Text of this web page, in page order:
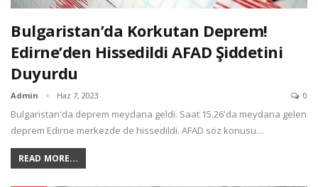
Bulgaristan’da Korkutan Deprem!
Edirne’den Hissedildi AFAD Şiddetini
Duyurdu
Admin Haz 7, 2023 0
Bulgaristan'da deprem meydana geldi. Saat 15.26'da meydana gelen
deprem Edirne merkezde de hissedildi. AFAD söz konusu…
READ MORE...